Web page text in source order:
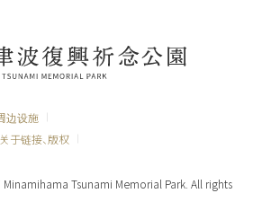
边设施
关于链接、版权
Tsunami Memorial Park. All rights